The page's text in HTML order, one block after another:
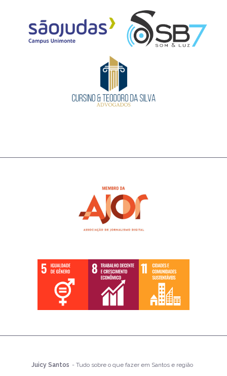
Juicy Santos - Tudo sobre o que fazer em Santos e região